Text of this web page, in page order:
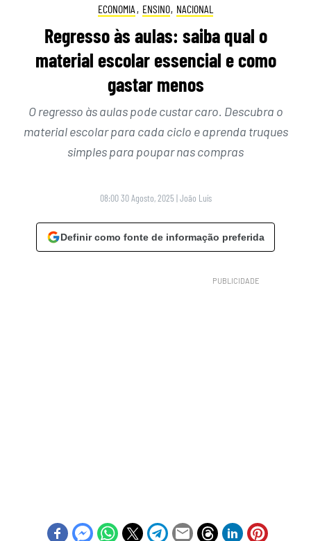
ECONOMIA , ENSINO, NACIONAL
Regresso às aulas: saiba qual o
material escolar essencial e como
gastar menos
O regresso às aulas pode custar caro. Descubra o
material escolar para cada ciclo e aprenda truques
simples para poupar nas compras
08:00 30 Agosto, 2025 |João Luís
Definir como fonte de informação preferida